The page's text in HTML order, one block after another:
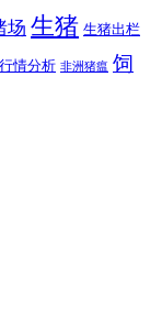
场 生猪 生猪出栏
行情分析 非洲猪瘟 饲